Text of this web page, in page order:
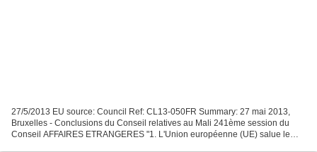
27/5/2013 EU source: Council Ref: CL13-050FR Summary: 27 mai 2013,
Bruxelles - Conclusions du Conseil relatives au Mali 241ème session du
Conseil AFFAIRES ETRANGERES "1. L'Union européenne (UE) salue le